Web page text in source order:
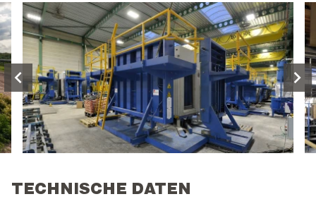
TECHNISCHE DATEN